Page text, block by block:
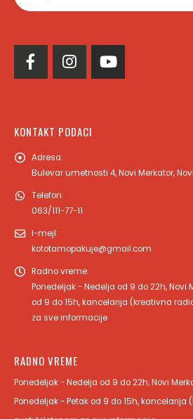
KONTAKT PODACI
Adresa:
Bulevar umetnosti 4, Novi Merkator,
Telefon:
063/111-77-11
I-mejl:
kototamopakuje@gmail.com
Radno vreme:
Ponedeljak - Nedelja od 9 do 22h, Novi
od 9 do 15h, kancelarija (kreativna
za sve informacije
RADNO VREME
Ponedeljak - Nedelja od 9 do 22h, Novi
Ponedeljak - Petak od 9 do 15h,